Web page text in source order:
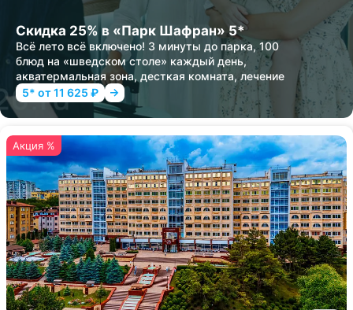
Скидка 25% в «Парк Шафран» 5*
Всё лето всё включено! 3 минуты до парка, 100
блюд на «шведском столе» каждый день,
акватермальная зона, десткая комната, лечение
5* от 11 625 ₽
Акция %